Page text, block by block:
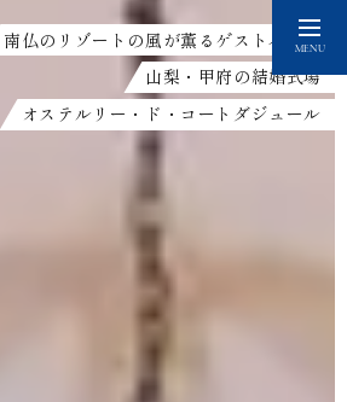
MENU
南仏のリゾートの風が薫るゲストハウス
山梨・甲府の結婚式場
オステルリー・ド・コートダジュール